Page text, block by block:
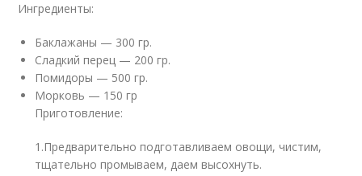
Ингредиенты:
Баклажаны — 300 гр.
Сладкий перец — 200 гр.
Помидоры — 500 гр.
Морковь — 150 гр
Приготовление:
1.Предварительно подготавливаем овощи, чистим,
тщательно промываем, даем высохнуть.